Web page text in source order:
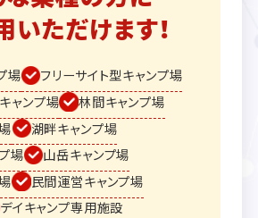
いただけます！
場
フリーサイト型キャンプ場
ャンプ場
林間キャンプ場
湖畔キャンプ場
場
山岳キャンプ場
民間運営キャンプ場
デイキャンプ専用施設